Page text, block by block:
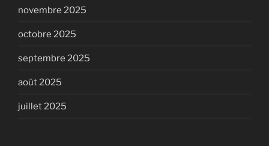
novembre 2025
octobre 2025
septembre 2025
août 2025
juillet 2025